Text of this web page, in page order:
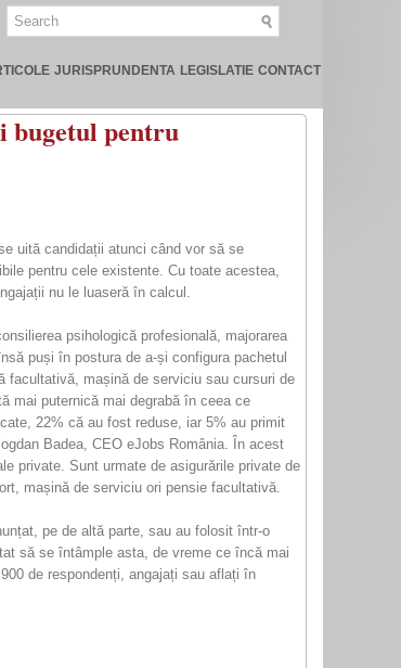
JURISPRUNDENTA LEGISLATIE CONTACT
bugetul pentru
uită candidații atunci când vor să se
pentru cele existente. Cu toate acestea,
nu le luaseră în calcul.
psihologică profesională, majorarea
puși în postura de a-și configura pachetul
facultativă, mașină de serviciu sau cursuri de
mai puternică mai degrabă în ceea ce
22% că au fost reduse, iar 5% au primit
Badea, CEO eJobs România. În acest
private. Sunt urmate de asigurările private de
mașină de serviciu ori pensie facultativă.
pe de altă parte, sau au folosit într-o
să se întâmple asta, de vreme ce încă mai
de respondenți, angajați sau aflați în